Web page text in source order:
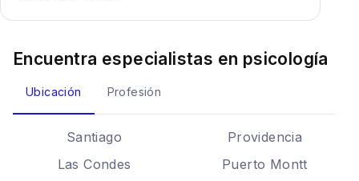
Encuentra especialistas en psicología
Ubicación Profesión
Santiago
Providencia
Las Condes
Puerto Montt